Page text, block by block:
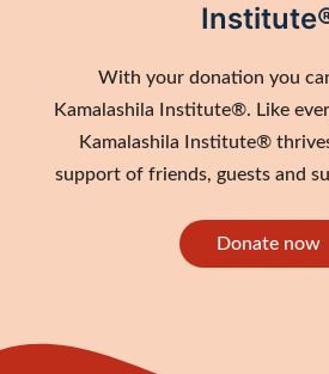
With your donation you
Kamalashila Institute®. Like
Kamalashila Institute®
support of friends, guests and
Donate now